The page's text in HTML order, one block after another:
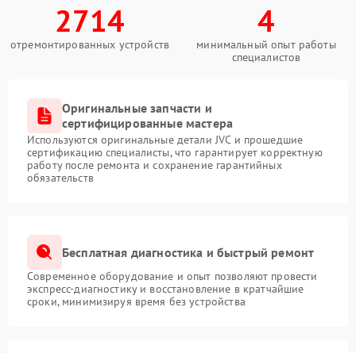
2714
отремонтированных устройств
4
минимальный опыт работы
специалистов
Оригинальные запчасти и
сертифицированные мастера
Используются оригинальные детали JVC и прошедшие
сертификацию специалисты, что гарантирует корректную
работу после ремонта и сохранение гарантийных
обязательств
Бесплатная диагностика и быстрый ремонт
Современное оборудование и опыт позволяют провести
экспресс-диагностику и восстановление в кратчайшие
сроки, минимизируя время без устройства